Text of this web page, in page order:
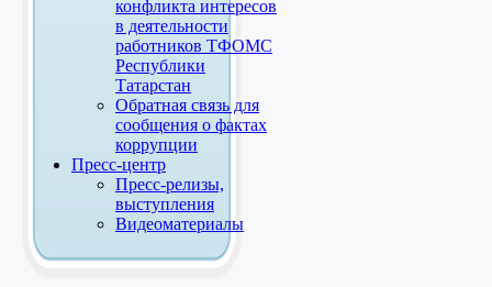
конфликта интересов
в деятельности
работников ТФОМС
Республики
Татарстан
Обратная связь для
сообщения о фактах
коррупции
Пресс-центр
Пресс-релизы,
выступления
Видеоматериалы